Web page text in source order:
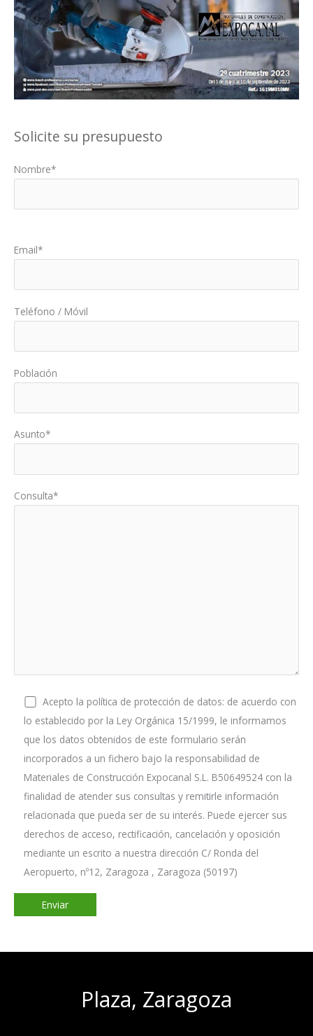
Solicite su presupuesto
Nombre*
Email*
Teléfono / Móvil
Población
Asunto*
Consulta*
Acepto la política de protección de datos: de acuerdo con
lo establecido por la Ley Orgánica 15/1999, le informamos
que los datos obtenidos de este formulario serán
incorporados a un fichero bajo la responsabilidad de
Materiales de Construcción Expocanal S.L. B50649524 con la
finalidad de atender sus consultas y remitirle información
relacionada que pueda ser de su interés. Puede ejercer sus
derechos de acceso, rectificación, cancelación y oposición
mediante un escrito a nuestra dirección C/ Ronda del
Aeropuerto, nº12, Zaragoza , Zaragoza (50197)
Plaza, Zaragoza